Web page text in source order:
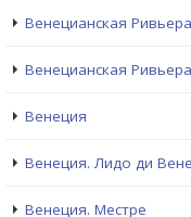
Венецианская
Венецианская
Венеция
Венеция. Лидо ди
Венеция. Местре